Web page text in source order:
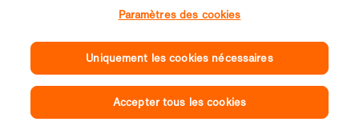
Paramètres des cookies
Uniquement les cookies nécessaires
Accepter tous les cookies